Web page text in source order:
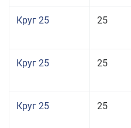
Круг 25 25
Круг 25 25
Круг 25 25